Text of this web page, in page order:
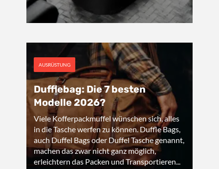
AUSRÜSTUNG
Dufflebag: Die 7 besten
Modelle 2026?
Viele Kofferpackmuffel wünschen sich, alles
in die Tasche werfen zu können. Duffle Bags,
auch Duffel Bags oder Duffel Tasche genannt,
machen das zwar nicht ganz möglich,
erleichtern das Packen und Transportieren...